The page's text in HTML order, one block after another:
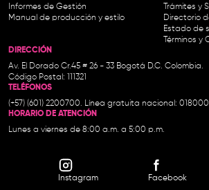
Informes de Gestión
Manual de producción y estilo
Trámites y
Directorio
Estado de
Términos y
DIRECCIÓN
Av. El Dorado Cr.45 # 26 - 33 Bogotá D.C. Colombia.
Código Postal: 111321
TELÉFONOS
(+57) (601) 2200700. Línea gratuita nacional:
HORARIO DE ATENCIÓN
Lunes a viernes de 8:00 a.m. a 5:00 p.m.
Instagram Facebook